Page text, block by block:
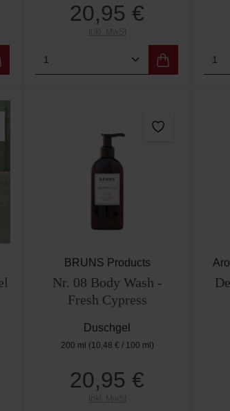
den gewünschten Wert ein
Regulärer Preis:
20,95 €
Inkl. MwSt
Produkt Anzahl: Gib den
BRUNS Products
Nr. 08 Body Wash -
Fresh Cypress
Duschgel
200 ml (10,48 € / 100 ml)
Regulärer Preis:
20,95 €
Inkl. MwSt